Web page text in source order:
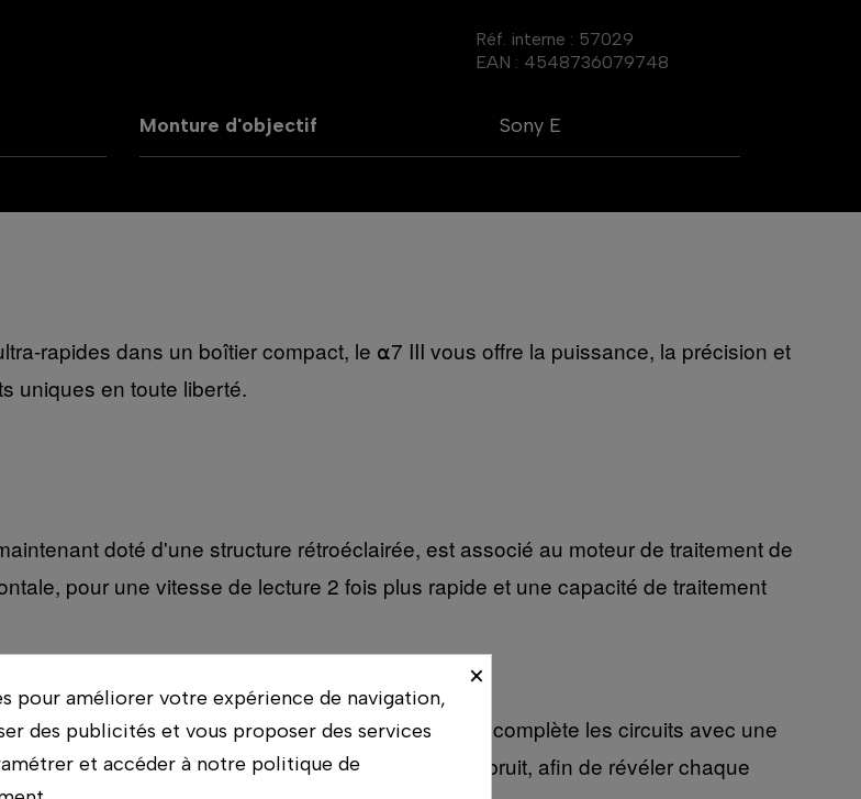
Réf. interne : 57029
EAN : 4548736079748
Monture d'objectif Sony E
rapides dans un boîtier compact, le ⍺7 III vous offre la puissance, la précision et
uniques en toute liberté.
doté d'une structure rétroéclairée, est associé au moteur de traitement de
pour une vitesse de lecture 2 fois plus rapide et une capacité de traitement
rétro-éclairée capte la lumière plus efficacement, complète les circuits avec une
et la sortie des données, tout en réduisant le bruit, afin de révéler chaque
×
pour améliorer votre expérience de navigation,
des publicités et vous proposer des services
et accéder à notre politique de